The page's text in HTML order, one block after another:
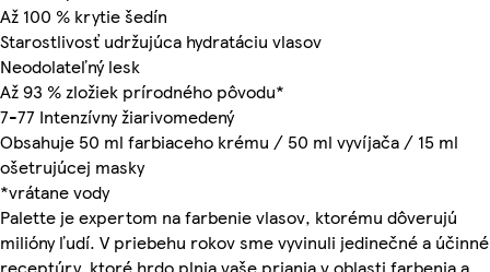
Až 100 % krytie šedín
Starostlivosť udržujúca hydratáciu vlasov
Neodolateľný lesk
Až 93 % zložiek prírodného pôvodu*
7-77 Intenzívny žiarivomedený
Obsahuje 50 ml farbiaceho krému / 50 ml vyvíjača / 15 ml
ošetrujúcej masky
*vrátane vody
Palette je expertom na farbenie vlasov, ktorému dôverujú
milióny ľudí. V priebehu rokov sme vyvinuli jedinečné a účinné
receptúry, ktoré hrdo plnia vaše priania v oblasti farbenia a